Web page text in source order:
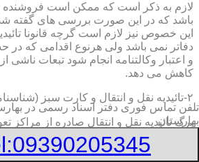
لازم به ذکر است که ممکن است
باشد که در این صورت بررسی های گفته
این خصوص نیز لازم است گرچه قانونا
دفاتر نمی باشد ولی هرنوع اقدامی که
و اعتبار وکالتنامه انجام شود تبعات ناشی
کاهش می دهد.
۲-تائیدیه نقل و انتقال و کارت سبز (شناسنامه مالکیت)
برگ تائیدیه نقل و انتقال صادره از مراکز
مشخصات کامل خودرو اعم از نوع ،
تلفن تماس فوری دفتر اسناد رسمی در
بهارستان